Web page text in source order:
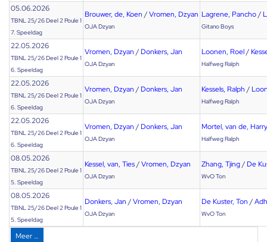
05.06.2026
TBNL 25/26 Deel 2 Poule 1
7. Speeldag
Brouwer, de, Koen /Vromen, Dzyan
OJA Dzyan
Lagrene, Pancho/
Gitano Boys
22.05.2026
TBNL 25/26 Deel 2 Poule 1
6. Speeldag
Vromen, Dzyan / Donkers, Jan
OJA Dzyan
Loonen, Roel/
Halfweg Ralph
22.05.2026
TBNL 25/26 Deel 2 Poule 1
6. Speeldag
Vromen, Dzyan / Donkers, Jan
OJA Dzyan
Kessels, Ralph /
Halfweg Ralph
22.05.2026
TBNL 25/26 Deel 2 Poule 1
6. Speeldag
Vromen, Dzyan / Donkers, Jan
OJA Dzyan
Mortel, van de, Harry
Halfweg Ralph
08.05.2026
TBNL 25/26 Deel 2 Poule 1
5. Speeldag
Kessel, van, Ties/Vromen, Dzyan
OJA Dzyan
Zhang, Tjing/ De
WvO Ton
08.05.2026
TBNL 25/26 Deel 2 Poule 1
5. Speeldag
Donkers, Jan /Vromen, Dzyan
OJA Dzyan
De Kuster, Ton /
WvO Ton
Meer …